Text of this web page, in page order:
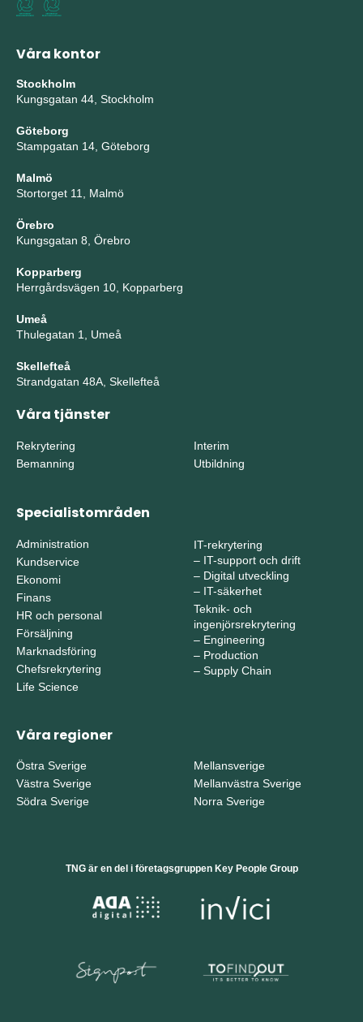
Våra kontor
Stockholm
Kungsgatan 44, Stockholm
Göteborg
Stampgatan 14, Göteborg
Malmö
Stortorget 11, Malmö
Örebro
Kungsgatan 8, Örebro
Kopparberg
Herrgårdsvägen 10, Kopparberg
Umeå
Thulegatan 1, Umeå
Skellefteå
Strandgatan 48A, Skellefteå
Våra tjänster
Rekrytering
Bemanning
Interim
Utbildning
Specialistområden
Administration
Kundservice
Ekonomi
Finans
HR och personal
Försäljning
Marknadsföring
Chefsrekrytering
Life Science
IT-rekrytering
– IT-support och drift
– Digital utveckling
– IT-säkerhet
Teknik- och
ingenjörsrekrytering
– Engineering
– Production
– Supply Chain
Våra regioner
Östra Sverige
Västra Sverige
Södra Sverige
Mellansverige
Mellanvästra Sverige
Norra Sverige
TNG är en del i företagsgruppen Key People Group